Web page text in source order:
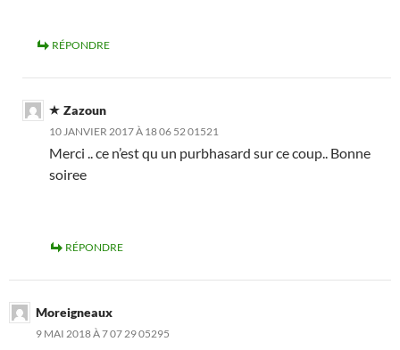
RÉPONDRE
Zazoun
10 JANVIER 2017 À 18 06 52 01521
Merci .. ce n’est qu un purbhasard sur ce coup.. Bonne
soiree
RÉPONDRE
Moreigneaux
9 MAI 2018 À 7 07 29 05295